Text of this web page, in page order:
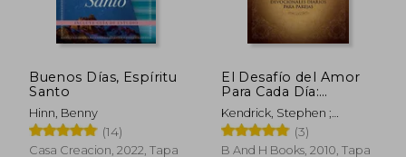
40%
dcto. $ 26.78
Buenos Días, Espíritu
Santo
Hinn, Benny
(14)
Casa Creacion, 2022, Tapa
El Desafío del Amor
Para Cada Día:
Devocionales Diarios
Para Parejas
Kendrick, Stephen ;
Kendrick, Alex(3)
B And H Books, 2010, Tapa